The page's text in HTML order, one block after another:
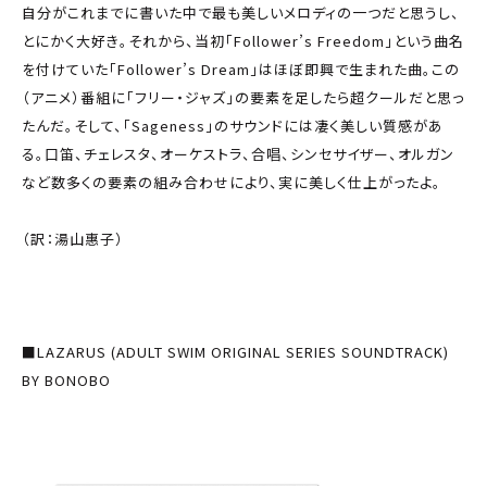
自分がこれまでに書いた中で最も美しいメロディの一つだと思うし、
とにかく大好き。それから、当初「Follower’s Freedom」という曲名
を付けていた「Follower’s Dream」はほぼ即興で生まれた曲。この
（アニメ）番組に「フリー・ジャズ」の要素を足したら超クールだと思っ
たんだ。そして、「Sageness」のサウンドには凄く美しい質感があ
る。口笛、チェレスタ、オーケストラ、合唱、シンセサイザー、オルガン
など数多くの要素の組み合わせにより、実に美しく仕上がったよ。
（訳：湯山惠子）
■LAZARUS (ADULT SWIM ORIGINAL SERIES SOUNDTRACK)
BY BONOBO